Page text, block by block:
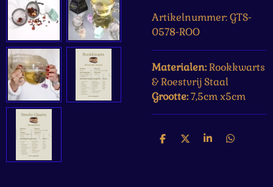
Artikelnummer:GTS-
0578-ROO
Materialen:Rookkwarts
&Roestvrij Staal
Grootte:7,5cm x5cm
D
D
S
D